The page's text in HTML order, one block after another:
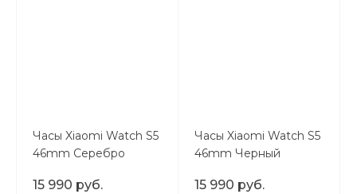
Часы Xiaomi Watch S5
46mm Серебро
15 990 руб.
Часы Xiaomi Watch S5
46mm Черный
15 990 руб.